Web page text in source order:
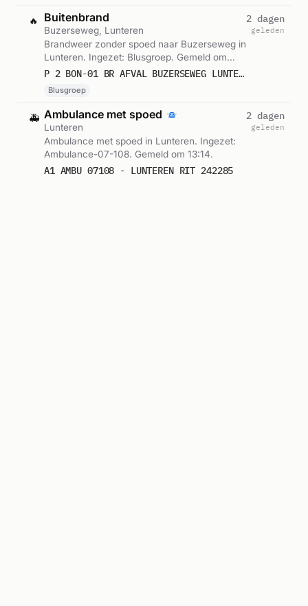
🔥 Buitenbrand
Buzerseweg, Lunteren
Brandweer zonder spoed naar Buzerseweg in
Lunteren. Ingezet: Blusgroep. Gemeld om
21:42.
P 2 BON-01 BR AFVAL BUZERSEWEG LUNTEREN 072441
Blusgroep
2 dagen
geleden
🚑 Ambulance met spoed
Lunteren
Ambulance met spoed in Lunteren. Ingezet:
Ambulance-07-108. Gemeld om 13:14.
A1 AMBU 07108 - LUNTEREN RIT 242285
2 dagen
geleden